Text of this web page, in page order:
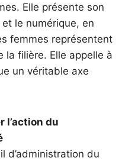
Elle présente son
le numérique, en
femmes représentent
la filière. Elle appelle à
un véritable axe
l’action du
d’administration du